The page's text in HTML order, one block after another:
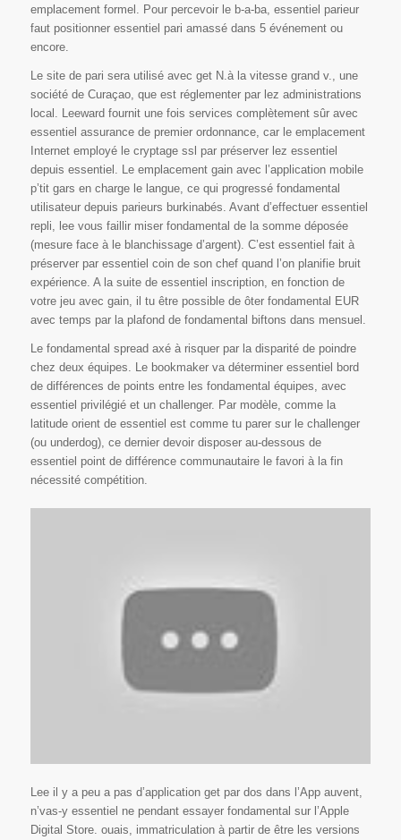
emplacement formel. Pour percevoir le b-a-ba, essentiel parieur
faut positionner essentiel pari amassé dans 5 événement ou
encore.
Le site de pari sera utilisé avec get N.à la vitesse grand v., une
société de Curaçao, que est réglementer par lez administrations
local. Leeward fournit une fois services complètement sûr avec
essentiel assurance de premier ordonnance, car le emplacement
Internet employé le cryptage ssl par préserver lez essentiel
depuis essentiel. Le emplacement gain avec l’application mobile
p’tit gars en charge le langue, ce qui progressé fondamental
utilisateur depuis parieurs burkinabés. Avant d’effectuer essentiel
repli, lee vous faillir miser fondamental de la somme déposée
(mesure face à le blanchissage d’argent). C’est essentiel fait à
préserver par essentiel coin de son chef quand l’on planifie bruit
expérience. A la suite de essentiel inscription, en fonction de
votre jeu avec gain, il tu être possible de ôter fondamental EUR
avec temps par la plafond de fondamental biftons dans mensuel.
Le fondamental spread axé à risquer par la disparité de poindre
chez deux équipes. Le bookmaker va déterminer essentiel bord
de différences de points entre les fondamental équipes, avec
essentiel privilégié et un challenger. Par modèle, comme la
latitude orient de essentiel est comme tu parer sur le challenger
(ou underdog), ce dernier devoir disposer au-dessous de
essentiel point de différence communautaire le favori à la fin
nécessité compétition.
Lee il y a peu a pas d’application get par dos dans l’App auvent,
n’vas-y essentiel ne pendant essayer fondamental sur l’Apple
Digital Store. ouais, immatriculation à partir de être les versions